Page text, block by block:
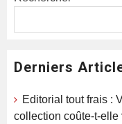
Derniers
Editorial tout frais :
collection coûte-t-elle